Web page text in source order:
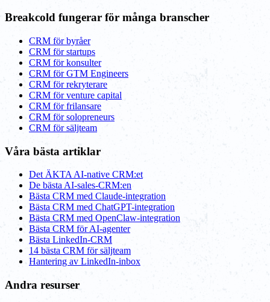
Breakcold fungerar för många branscher
CRM för byråer
CRM för startups
CRM för konsulter
CRM för GTM Engineers
CRM för rekryterare
CRM för venture capital
CRM för frilansare
CRM för solopreneurs
CRM för säljteam
Våra bästa artiklar
Det ÄKTA AI-native CRM:et
De bästa AI-sales-CRM:en
Bästa CRM med Claude-integration
Bästa CRM med ChatGPT-integration
Bästa CRM med OpenClaw-integration
Bästa CRM för AI-agenter
Bästa LinkedIn-CRM
14 bästa CRM för säljteam
Hantering av LinkedIn-inbox
Andra resurser